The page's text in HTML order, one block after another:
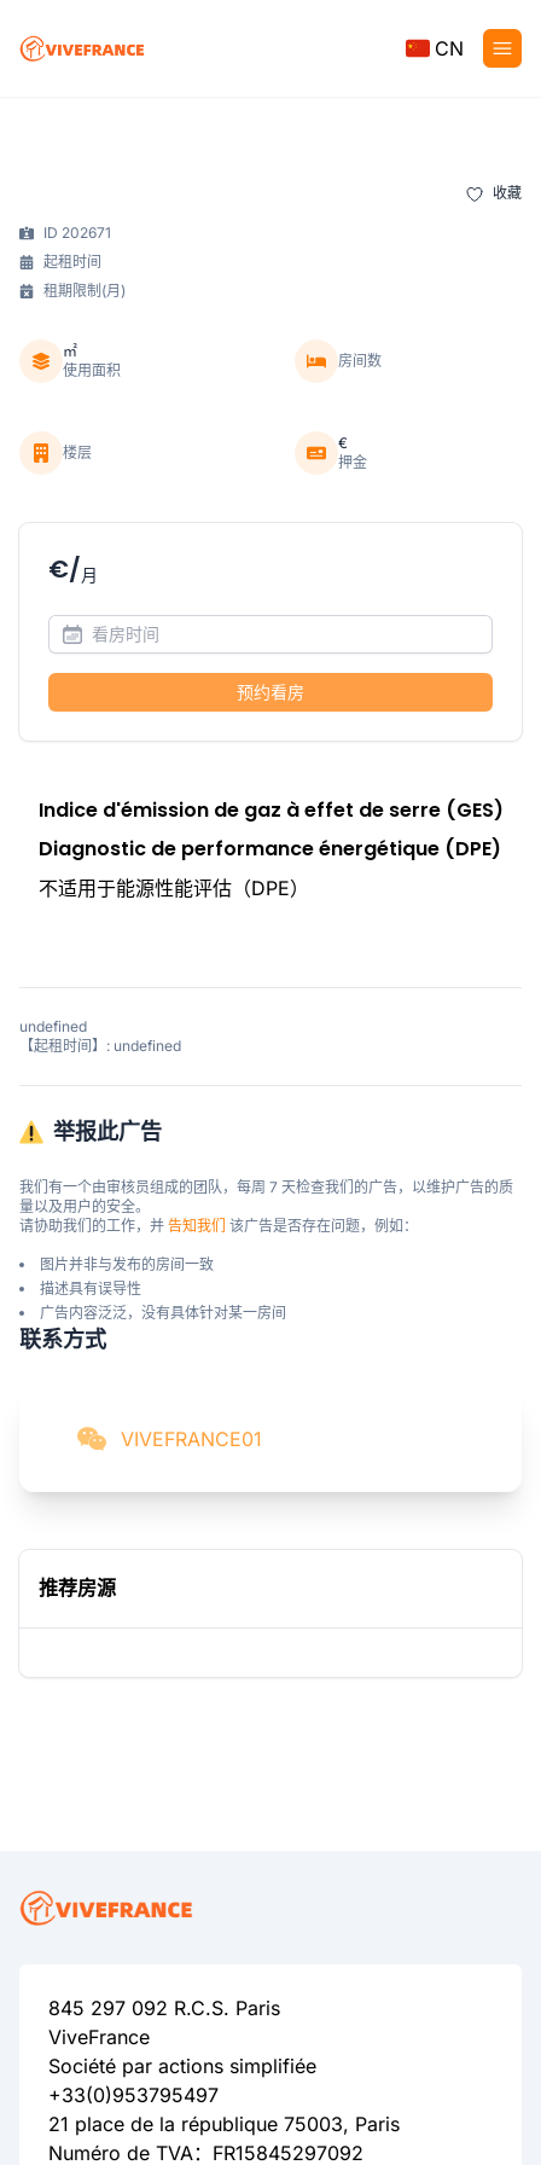
CN
收藏
ID 202671
起租时间
租期限制(月)
㎡
使用面积
房间数
楼层
€
押金
€/月
预约看房
Indice d'émission de gaz à effet de serre (GES)
Diagnostic de performance énergétique (DPE)
不适用于能源性能评估（DPE）
undefined
【起租时间】: undefined
举报此广告
我们有一个由审核员组成的团队，每周 7 天检查我们的广告，以维护广告的质
量以及用户的安全。
请协助我们的工作，并 告知我们 该广告是否存在问题，例如：
图片并非与发布的房间一致
描述具有误导性
广告内容泛泛，没有具体针对某一房间
联系方式
VIVEFRANCE01
推荐房源
845 297 092 R.C.S. Paris
ViveFrance
Société par actions simplifiée
+33(0)953795497
21 place de la république 75003, Paris
Numéro de TVA：FR15845297092